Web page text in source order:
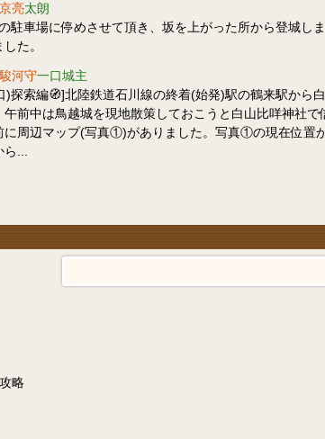
亮太朗
駐車場に停めさせて頂き、坂を上がった所から登城
た。
駿河守一口城主
)探索編🧭]北陸鉄道石川線の終着(始発)駅の鶴来駅か
前中は鳥越城を現地散策しておこうと白山比咩神社
に周辺マップ(写真①)がありました。写真①の現在位置
ら...
略